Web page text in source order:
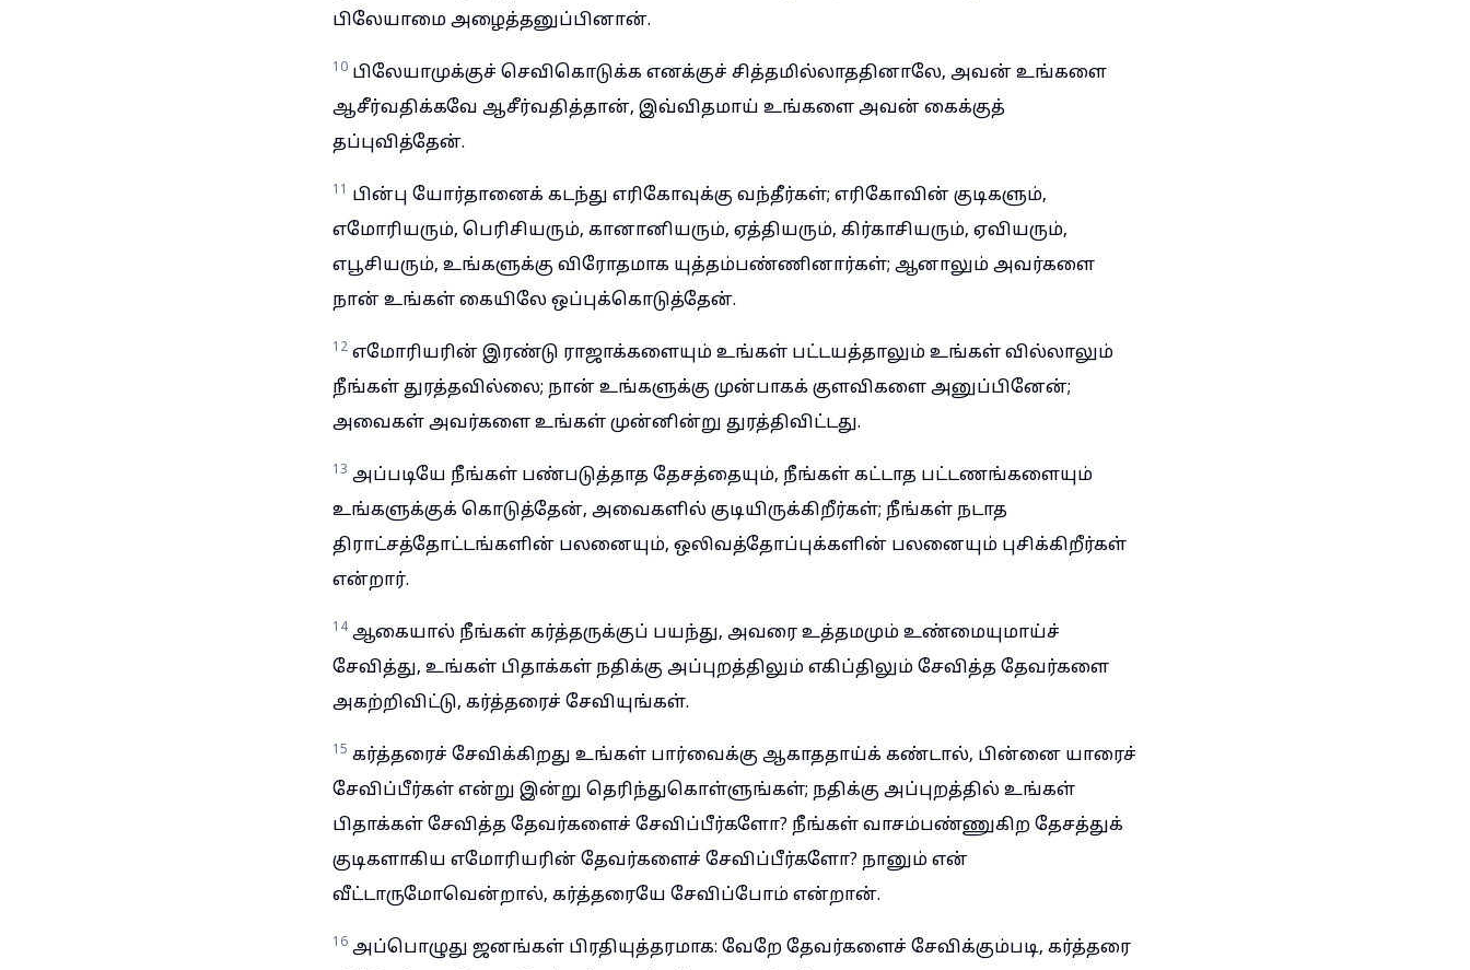
பிலேயாமை அழைத்தனுப்பினான்.
10 பிலேயாமுக்குச் செவிகொடுக்க எனக்குச் சித்தமில்லாததினாலே, அவன் உங்களை
ஆசீர்வதிக்கவே ஆசீர்வதித்தான், இவ்விதமாய் உங்களை அவன் கைக்குத்
தப்புவித்தேன்.
11 பின்பு யோர்தானைக் கடந்து எரிகோவுக்கு வந்தீர்கள்; எரிகோவின் குடிகளும்,
எமோரியரும், பெரிசியரும், கானானியரும், ஏத்தியரும், கிர்காசியரும், ஏவியரும்,
எபூசியரும், உங்களுக்கு விரோதமாக யுத்தம்பண்ணினார்கள்; ஆனாலும் அவர்களை
நான் உங்கள் கையிலே ஒப்புக்கொடுத்தேன்.
12 எமோரியரின் இரண்டு ராஜாக்களையும் உங்கள் பட்டயத்தாலும் உங்கள் வில்லாலும்
நீங்கள் துரத்தவில்லை; நான் உங்களுக்கு முன்பாகக் குளவிகளை அனுப்பினேன்;
அவைகள் அவர்களை உங்கள் முன்னின்று துரத்திவிட்டது.
13 அப்படியே நீங்கள் பண்படுத்தாத தேசத்தையும், நீங்கள் கட்டாத பட்டணங்களையும்
உங்களுக்குக் கொடுத்தேன், அவைகளில் குடியிருக்கிறீர்கள்; நீங்கள் நடாத
திராட்சத்தோட்டங்களின் பலனையும், ஒலிவத்தோப்புக்களின் பலனையும் புசிக்கிறீர்கள்
என்றார்.
14 ஆகையால் நீங்கள் கர்த்தருக்குப் பயந்து, அவரை உத்தமமும் உண்மையுமாய்ச்
சேவித்து, உங்கள் பிதாக்கள் நதிக்கு அப்புறத்திலும் எகிப்திலும் சேவித்த தேவர்களை
அகற்றிவிட்டு, கர்த்தரைச் சேவியுங்கள்.
15 கர்த்தரைச் சேவிக்கிறது உங்கள் பார்வைக்கு ஆகாததாய்க் கண்டால், பின்னை யாரைச்
சேவிப்பீர்கள் என்று இன்று தெரிந்துகொள்ளுங்கள்; நதிக்கு அப்புறத்தில் உங்கள்
பிதாக்கள் சேவித்த தேவர்களைச் சேவிப்பீர்களோ? நீங்கள் வாசம்பண்ணுகிற தேசத்துக்
குடிகளாகிய எமோரியரின் தேவர்களைச் சேவிப்பீர்களோ? நானும் என்
வீட்டாருமோவென்றால், கர்த்தரையே சேவிப்போம் என்றான்.
16 அப்பொழுது ஜனங்கள் பிரதியுத்தரமாக: வேறே தேவர்களைச் சேவிக்கும்படி, கர்த்தரை